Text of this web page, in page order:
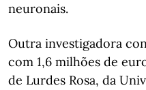
neuronais.
Outra investigadora
com 1,6 milhões de
de Lurdes Rosa, da